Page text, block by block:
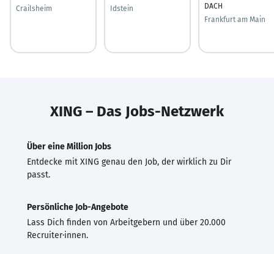
Crailsheim
Idstein
DACH
Frankfurt am Main
XING – Das Jobs-Netzwerk
Über eine Million Jobs
Entdecke mit XING genau den Job, der wirklich zu Dir
passt.
Persönliche Job-Angebote
Lass Dich finden von Arbeitgebern und über 20.000
Recruiter·innen.